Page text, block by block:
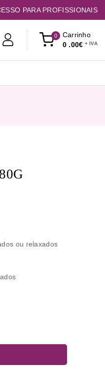
PARA PROFISSIONAIS
0
Carrinho
0 .00€
ou relaxados